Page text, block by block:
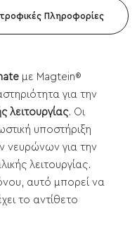
Πληροφορίες
με Magtein®
για την
λειτουργίας. Οι
υποστήριξη
νευρώνων για την
λειτουργίας.
αυτό μπορεί να
το αντίθετο